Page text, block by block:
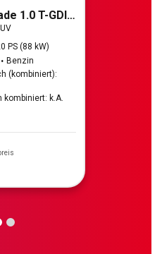
Jeep Renegade 1.0 T-GDI Limited FWD (EURO 6d)
PS (88 kW)
Benzin
(kombiniert):
kombiniert: k.A.